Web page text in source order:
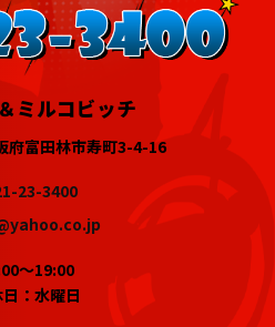
ミルコビッチ
府富田林市寿町3-4-16
23-3400
～19:00
：水曜日